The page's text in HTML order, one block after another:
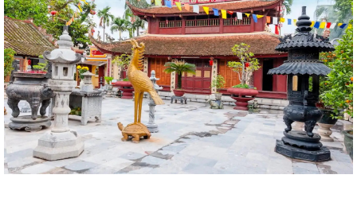
CHI BỘ UBND XÃ THƯỢNG HỒNG TỔ CHỨC ĐẠI HỘI CHI BỘ LẦN THỨ I,
NHIỆM KỲ 2025-2030
Xã Thượng Hồng tổ chức Lễ dâng hương, thắp nến tri ân các Anh hùng
liệt sĩ
Các tổ đại biểu HĐND xã tiếp xúc cử tri tại 6 điểm trên địa bàn xã
Xã Thượng Hồng với các hoạt động hướng về Kỷ niệm 78 năm ngày
Thương binh Liệt sỹ 27/07